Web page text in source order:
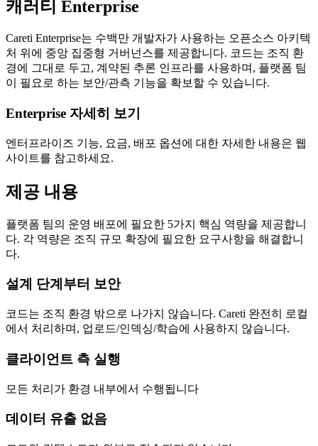
캐러티 Enterprise
Careti Enterprise는 수백만 개발자가 사용하는 오픈소스 아키텍
처 위에 중앙 집중형 거버넌스를 제공합니다. 코드는 조직 환
경에 그대로 두고, 계약된 추론 인프라를 사용하며, 플랫폼 팀
이 필요로 하는 보안/관측 기능을 확보할 수 있습니다.
Enterprise 자세히 보기
엔터프라이즈 기능, 요금, 배포 옵션에 대한 자세한 내용은 웹
사이트를 참고하세요.
제공 내용
플랫폼 팀의 운영 배포에 필요한 5가지 핵심 역량을 제공합니
다. 각 역량은 조직 규모 확장에 필요한 요구사항을 해결합니
다.
설계 단계부터 보안
코드는 조직 환경 밖으로 나가지 않습니다. Careti 완전히 로컬
에서 처리하며, 업로드/인덱싱/학습에 사용하지 않습니다.
클라이언트 측 실행
모든 처리가 환경 내부에서 수행됩니다
데이터 유출 없음